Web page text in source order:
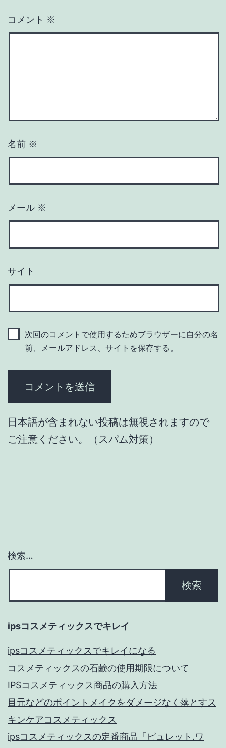
コメント ※
名前 ※
メール ※
サイト
次回のコメントで使用するためブラウザーに自分の名
前、メールアドレス、サイトを保存する。
日本語が含まれない投稿は無視されますので
ご注意ください。（スパム対策）
検索…
ipsコスメティックスでキレイ
ipsコスメティックスでキレイになる
コスメティックスの石鹸の使用期限について
IPSコスメティックス商品の購入方法
目元などのポイントメイクをダメージなく落とすス
キンケアコスメティックス
ipsコスメティックスの定番商品「ピュレット.ワ